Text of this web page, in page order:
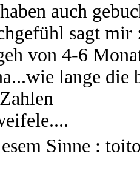
auch
sagt mir
von 4-6
lange die
Sinne :